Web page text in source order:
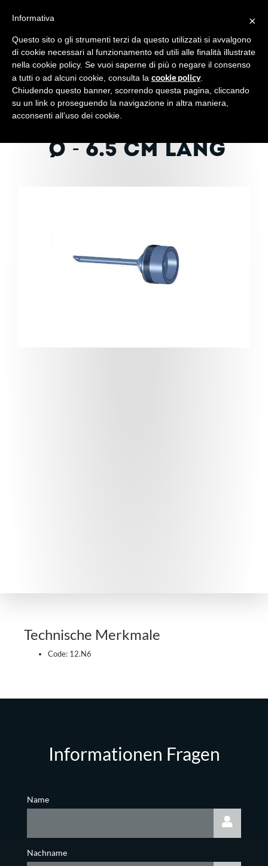
DÜSE FÜR ADAPTER
Ø - 6.5 CM LANG
Technische Merkmale
Code: 12.N6
Informationen Fragen
Name
Nachname
×
Informativa
Questo sito o gli strumenti terzi da questo utilizzati si avvalgono
di cookie necessari al funzionamento ed utili alle finalità illustrate
nella cookie policy. Se vuoi saperne di più o negare il consenso
a tutti o ad alcuni cookie, consulta la cookie policy.
Chiudendo questo banner, scorrendo questa pagina, cliccando
su un link o proseguendo la navigazione in altra maniera,
acconsenti all’uso dei cookie.